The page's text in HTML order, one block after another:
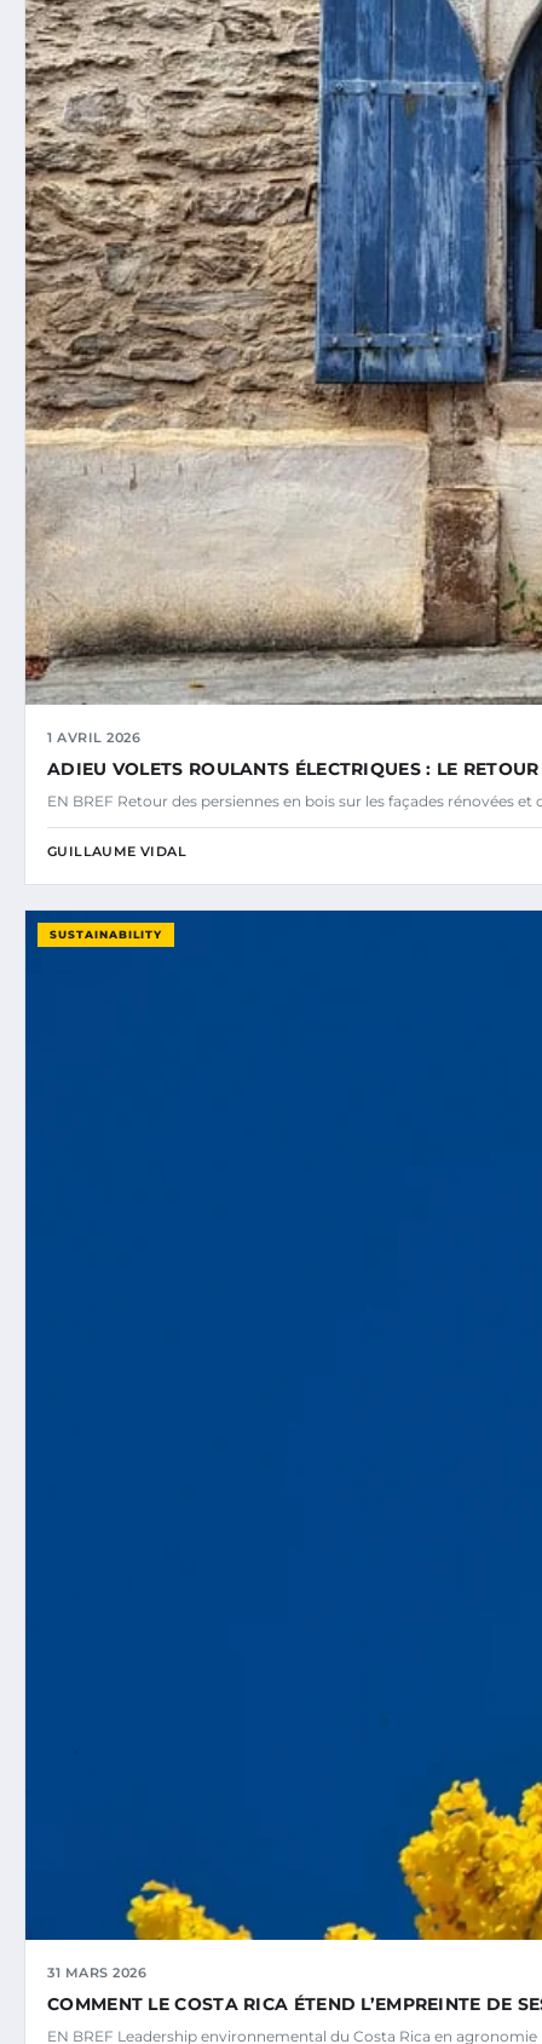
1 AVRIL 2026
ADIEU VOLETS ROULANTS ÉLECTRIQUES : LE
EN BREF Retour des persiennes en bois sur les façades rénovées
GUILLAUME VIDAL
SUSTAINABILITY
31 MARS 2026
COMMENT LE COSTA RICA ÉTEND L’EMPREINTE DE
EN BREF Leadership environnemental du Costa Rica en